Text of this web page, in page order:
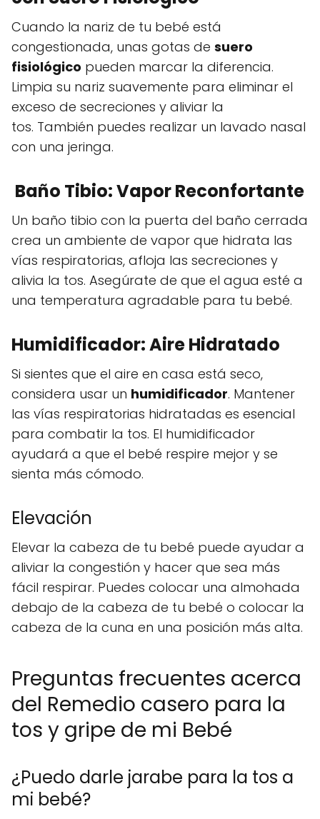
Cuando la nariz de tu bebé está
congestionada, unas gotas de suero
fisiológico pueden marcar la diferencia.
Limpia su nariz suavemente para eliminar el
exceso de secreciones y aliviar la
tos. También puedes realizar un lavado nasal
con una jeringa.
Baño Tibio: Vapor Reconfortante
Un baño tibio con la puerta del baño cerrada
crea un ambiente de vapor que hidrata las
vías respiratorias, afloja las secreciones y
alivia la tos. Asegúrate de que el agua esté a
una temperatura agradable para tu bebé.
Humidificador: Aire Hidratado
Si sientes que el aire en casa está seco,
considera usar un humidificador. Mantener
las vías respiratorias hidratadas es esencial
para combatir la tos. El humidificador
ayudará a que el bebé respire mejor y se
sienta más cómodo.
Elevación
Elevar la cabeza de tu bebé puede ayudar a
aliviar la congestión y hacer que sea más
fácil respirar. Puedes colocar una almohada
debajo de la cabeza de tu bebé o colocar la
cabeza de la cuna en una posición más alta.
Preguntas frecuentes acerca
del Remedio casero para la
tos y gripe de mi Bebé
¿Puedo darle jarabe para la tos a
mi bebé?